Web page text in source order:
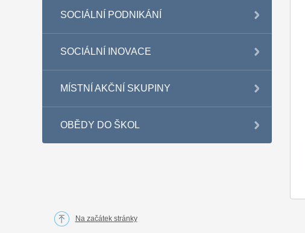
SOCIÁLNÍ PODNIKÁNÍ
SOCIÁLNÍ INOVACE
MÍSTNÍ AKČNÍ SKUPINY
OBĚDY DO ŠKOL
Na začátek stránky